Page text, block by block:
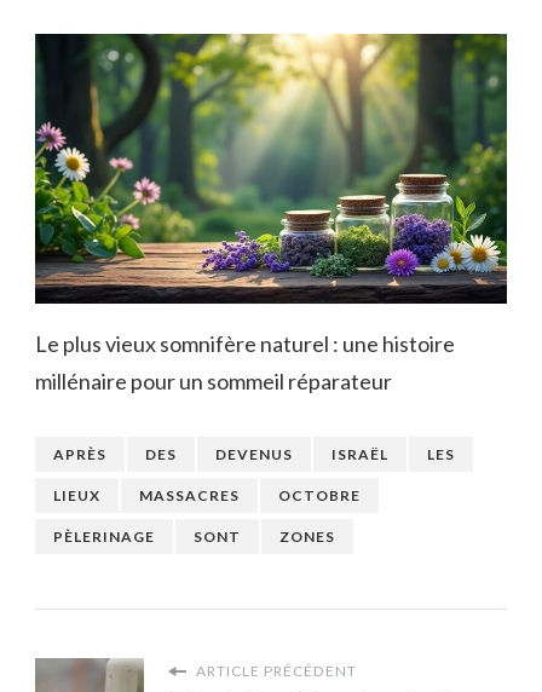
Le plus vieux somnifère naturel : une histoire
millénaire pour un sommeil réparateur
APRÈS DES DEVENUS ISRAËL LES
LIEUX MASSACRES OCTOBRE
PÈLERINAGE SONT ZONES
ARTICLE PRÉCÉDENT